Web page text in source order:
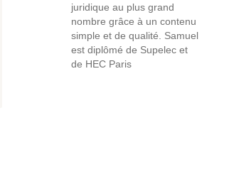
juridique au plus grand
nombre grâce à un contenu
simple et de qualité. Samuel
est diplômé de Supelec et
de HEC Paris